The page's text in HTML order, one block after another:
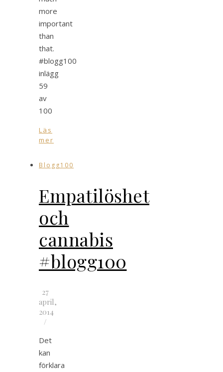
more
important
than
that.
#blogg100
inlägg
59
av
100
Läs
mer
Blogg100
Empatilöshet
och
cannabis
#blogg100
27
april,
2014
/
Det
kan
förklara